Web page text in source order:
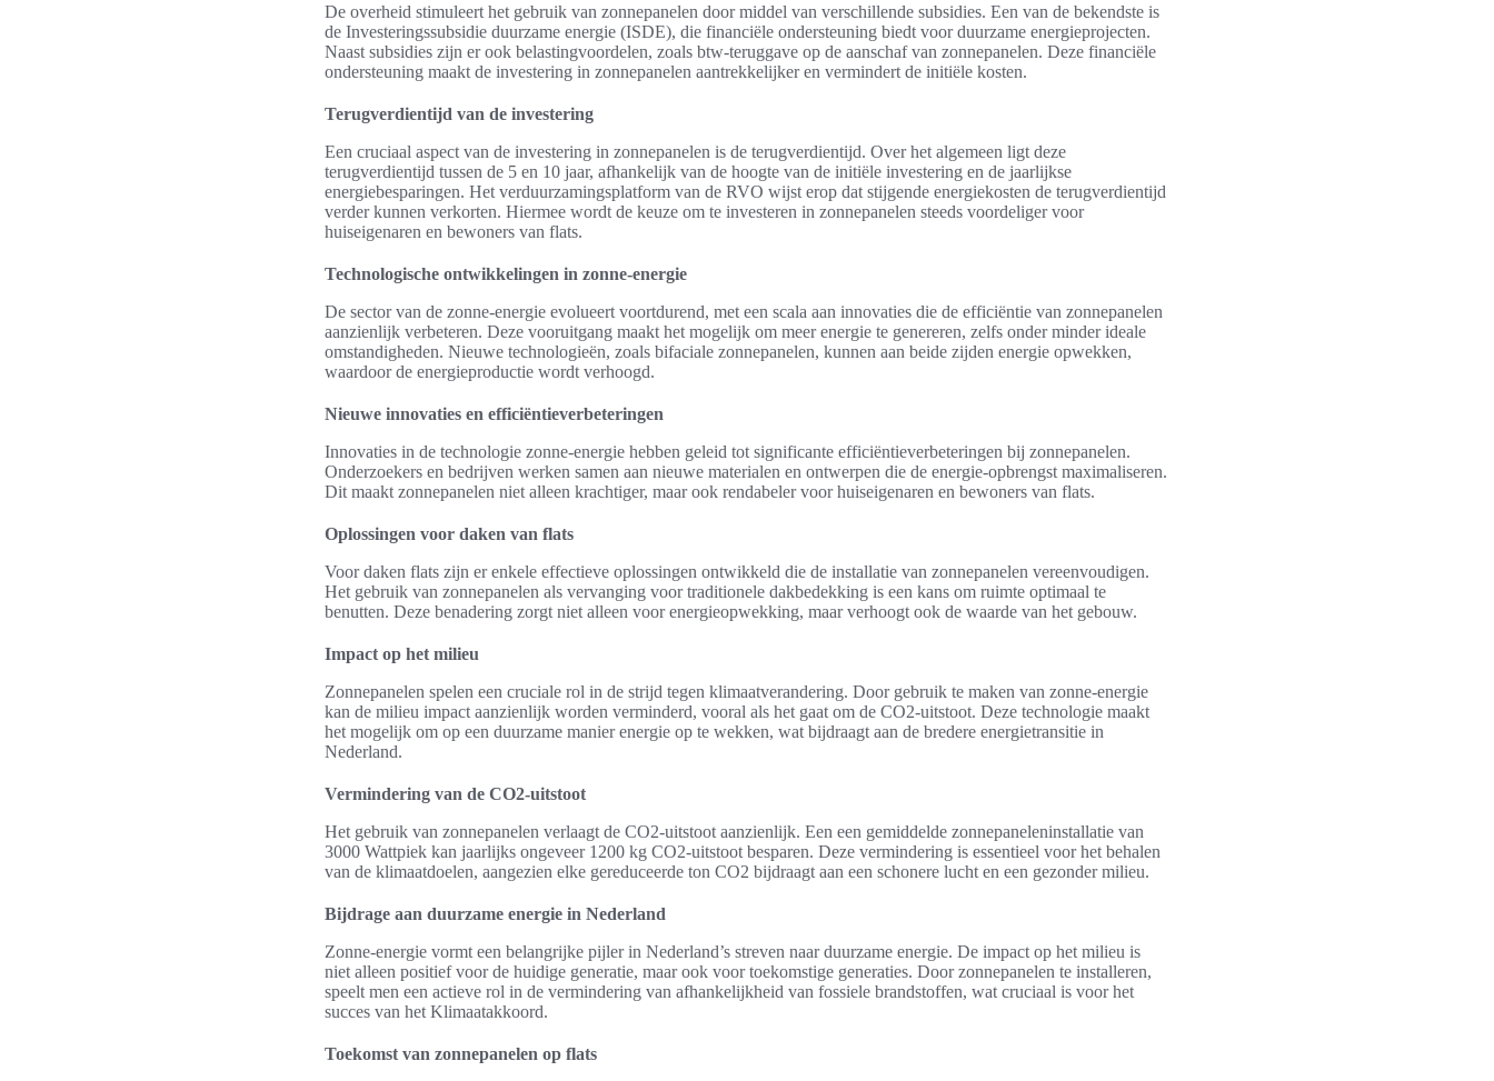
De overheid stimuleert het gebruik van zonnepanelen door middel van verschillende subsidies. Een van de bekendste is
de Investeringssubsidie duurzame energie (ISDE), die financiële ondersteuning biedt voor duurzame energieprojecten.
Naast subsidies zijn er ook belastingvoordelen, zoals btw-teruggave op de aanschaf van zonnepanelen. Deze financiële
ondersteuning maakt de investering in zonnepanelen aantrekkelijker en vermindert de initiële kosten.
Terugverdientijd van de investering
Een cruciaal aspect van de investering in zonnepanelen is de terugverdientijd. Over het algemeen ligt deze
terugverdientijd tussen de 5 en 10 jaar, afhankelijk van de hoogte van de initiële investering en de jaarlijkse
energiebesparingen. Het verduurzamingsplatform van de RVO wijst erop dat stijgende energiekosten de terugverdientijd
verder kunnen verkorten. Hiermee wordt de keuze om te investeren in zonnepanelen steeds voordeliger voor
huiseigenaren en bewoners van flats.
Technologische ontwikkelingen in zonne-energie
De sector van de zonne-energie evolueert voortdurend, met een scala aan innovaties die de efficiëntie van zonnepanelen
aanzienlijk verbeteren. Deze vooruitgang maakt het mogelijk om meer energie te genereren, zelfs onder minder ideale
omstandigheden. Nieuwe technologieën, zoals bifaciale zonnepanelen, kunnen aan beide zijden energie opwekken,
waardoor de energieproductie wordt verhoogd.
Nieuwe innovaties en efficiëntieverbeteringen
Innovaties in de technologie zonne-energie hebben geleid tot significante efficiëntieverbeteringen bij zonnepanelen.
Onderzoekers en bedrijven werken samen aan nieuwe materialen en ontwerpen die de energie-opbrengst maximaliseren.
Dit maakt zonnepanelen niet alleen krachtiger, maar ook rendabeler voor huiseigenaren en bewoners van flats.
Oplossingen voor daken van flats
Voor daken flats zijn er enkele effectieve oplossingen ontwikkeld die de installatie van zonnepanelen vereenvoudigen.
Het gebruik van zonnepanelen als vervanging voor traditionele dakbedekking is een kans om ruimte optimaal te
benutten. Deze benadering zorgt niet alleen voor energieopwekking, maar verhoogt ook de waarde van het gebouw.
Impact op het milieu
Zonnepanelen spelen een cruciale rol in de strijd tegen klimaatverandering. Door gebruik te maken van zonne-energie
kan de milieu impact aanzienlijk worden verminderd, vooral als het gaat om de CO2-uitstoot. Deze technologie maakt
het mogelijk om op een duurzame manier energie op te wekken, wat bijdraagt aan de bredere energietransitie in
Nederland.
Vermindering van de CO2-uitstoot
Het gebruik van zonnepanelen verlaagt de CO2-uitstoot aanzienlijk. Een een gemiddelde zonnepaneleninstallatie van
3000 Wattpiek kan jaarlijks ongeveer 1200 kg CO2-uitstoot besparen. Deze vermindering is essentieel voor het behalen
van de klimaatdoelen, aangezien elke gereduceerde ton CO2 bijdraagt aan een schonere lucht en een gezonder milieu.
Bijdrage aan duurzame energie in Nederland
Zonne-energie vormt een belangrijke pijler in Nederland’s streven naar duurzame energie. De impact op het milieu is
niet alleen positief voor de huidige generatie, maar ook voor toekomstige generaties. Door zonnepanelen te installeren,
speelt men een actieve rol in de vermindering van afhankelijkheid van fossiele brandstoffen, wat cruciaal is voor het
succes van het Klimaatakkoord.
Toekomst van zonnepanelen op flats